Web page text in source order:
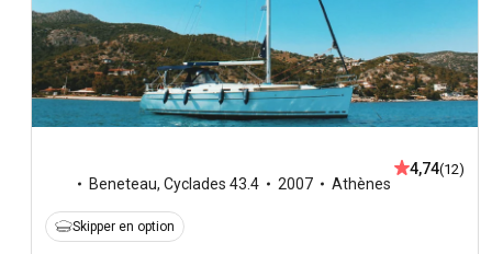
Beneteau, Cyclades 43.4 2007 Athènes
4,74(12)
Skipper en option